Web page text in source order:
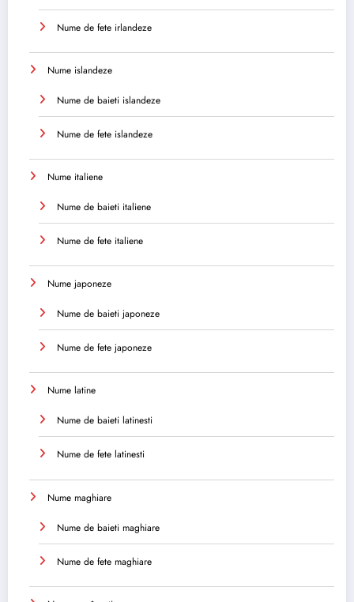
Nume de fete irlandeze
Nume islandeze
Nume de baieti islandeze
Nume de fete islandeze
Nume italiene
Nume de baieti italiene
Nume de fete italiene
Nume japoneze
Nume de baieti japoneze
Nume de fete japoneze
Nume latine
Nume de baieti latinesti
Nume de fete latinesti
Nume maghiare
Nume de baieti maghiare
Nume de fete maghiare